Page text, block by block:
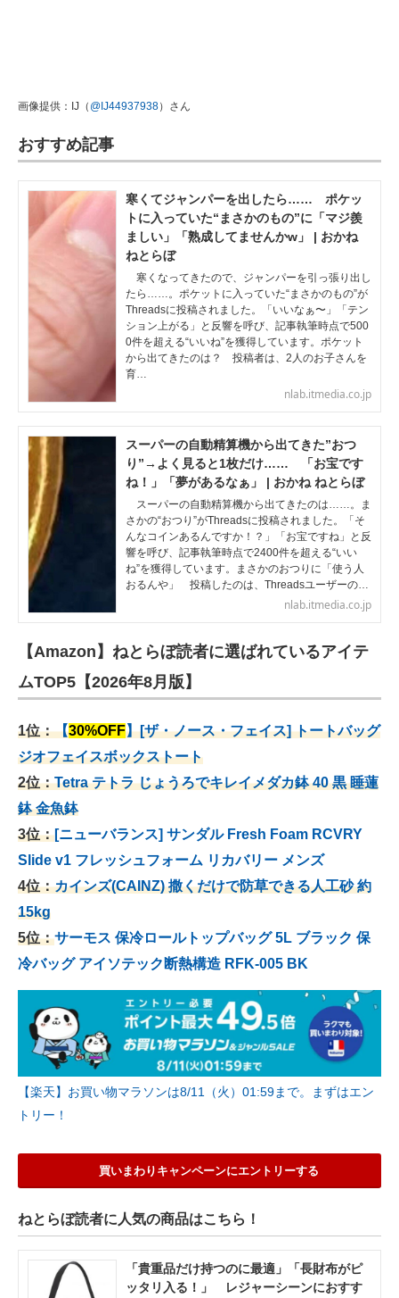
画像提供：IJ（ @IJ44937938）さん
おすすめ記事
寒くてジャンパーを出したら…… ポケッ
トに入っていた“まさかのもの”に「マジ羨
ましい」「熟成してませんかw」 | おかね
ねとらぼ
寒くなってきたので、ジャンパーを引っ張り出し
たら……。ポケットに入っていた“まさかのもの”が
Threadsに投稿されました。「いいなぁ〜」「テン
ション上がる」と反響を呼び、記事執筆時点で500
0件を超える“いいね”を獲得しています。ポケット
から出てきたのは？ 投稿者は、2人のお子さんを
育…
nlab.itmedia.co.jp
スーパーの自動精算機から出てきた”おつ
り”→よく見ると1枚だけ…… 「お宝です
ね！」「夢があるなぁ」 | おかね ねとらぼ
スーパーの自動精算機から出てきたのは……。ま
さかの“おつり”がThreadsに投稿されました。「そ
んなコインあるんですか！？」「お宝ですね」と反
響を呼び、記事執筆時点で2400件を超える“いい
ね”を獲得しています。まさかのおつりに「使う人
おるんや」 投稿したのは、Threadsユーザーの…
nlab.itmedia.co.jp
【Amazon】ねとらぼ読者に選ばれているアイテ
ムTOP5【2026年8月版】
1位：【30%OFF】[ザ・ノース・フェイス] トートバッグ
ジオフェイスボックストート
2位：Tetra テトラ じょうろでキレイメダカ鉢 40 黒 睡蓮
鉢 金魚鉢
3位：[ニューバランス] サンダル Fresh Foam RCVRY
Slide v1 フレッシュフォーム リカバリー メンズ
4位：カインズ(CAINZ) 撒くだけで防草できる人工砂 約
15kg
5位：サーモス 保冷ロールトップバッグ 5L ブラック 保
冷バッグ アイソテック断熱構造 RFK-005 BK
【楽天】お買い物マラソンは8/11（火）01:59まで。まずはエン
トリー！
買いまわりキャンペーンにエントリーする
ねとらぼ読者に人気の商品はこちら！
「貴重品だけ持つのに最適」「長財布がピ
ッタリ入る！」 レジャーシーンにおすす